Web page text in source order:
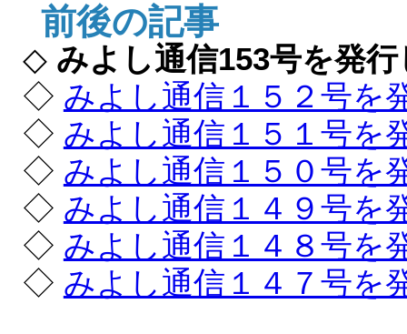
前後の記事
◇ みよし通信153号を発
◇ みよし通信１５２号を
◇ みよし通信１５１号を
◇ みよし通信１５０号を
◇ みよし通信１４９号を
◇ みよし通信１４８号を
◇ みよし通信１４７号を